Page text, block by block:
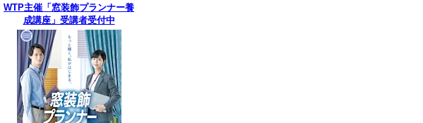
WTP主催「窓装飾プランナー養
成講座」受講者受付中